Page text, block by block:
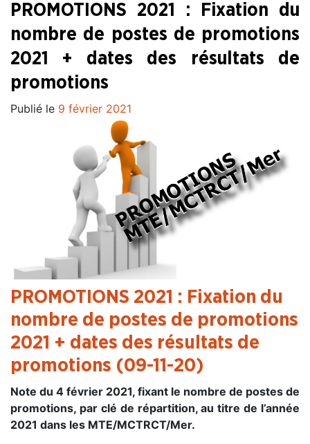
PROMOTIONS 2021 : Fixation du
nombre de postes de promotions
2021 + dates des résultats de
promotions
Publié le 9 février 2021
PROMOTIONS 2021 : Fixation du
nombre de postes de promotions
2021 + dates des résultats de
promotions (09-11-20)
Note du 4 février 2021, fixant le nombre de postes de
promotions, par clé de répartition, au titre de l’année
2021 dans les MTE/MCTRCT/Mer.